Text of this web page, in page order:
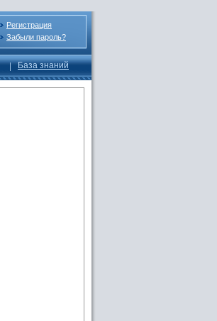
Регистрация
Забыли пароль?
База знаний